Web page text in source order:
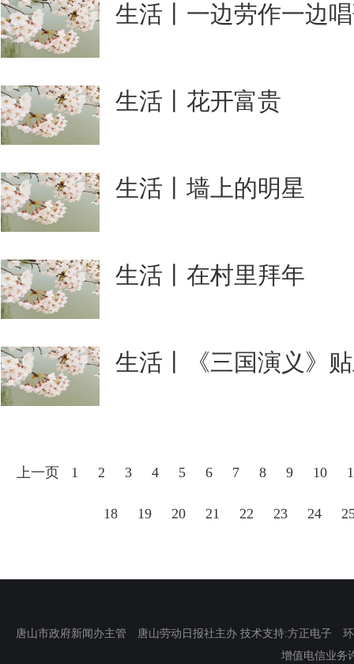
生活丨一边劳作一边
生活丨花开富贵
生活丨墙上的明星
生活丨在村里拜年
生活丨《三国演义》
上一页 1 2 3 4 5 6 7 8 9 10
18 19 20 21 22 23 24
唐山市政府新闻办主管 唐山劳动日报社主办 技术支持:方正电子
增值电信业务